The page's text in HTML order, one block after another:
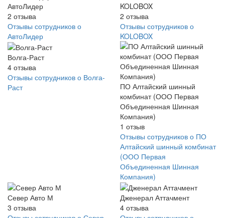
АвтоЛидер
2 отзыва
Отзывы сотрудников о
АвтоЛидер
KOLOBOX
2 отзыва
Отзывы сотрудников о
KOLOBOX
Волга-Раст
4 отзыва
Отзывы сотрудников о Волга-
Раст
ПО Алтайский шинный
комбинат (ООО Первая
Объединенная Шинная
Компания)
1 отзыв
Отзывы сотрудников о ПО
Алтайский шинный комбинат
(ООО Первая
Объединенная Шинная
Компания)
Север Авто М
3 отзыва
Дженерал Аттачмент
4 отзыва